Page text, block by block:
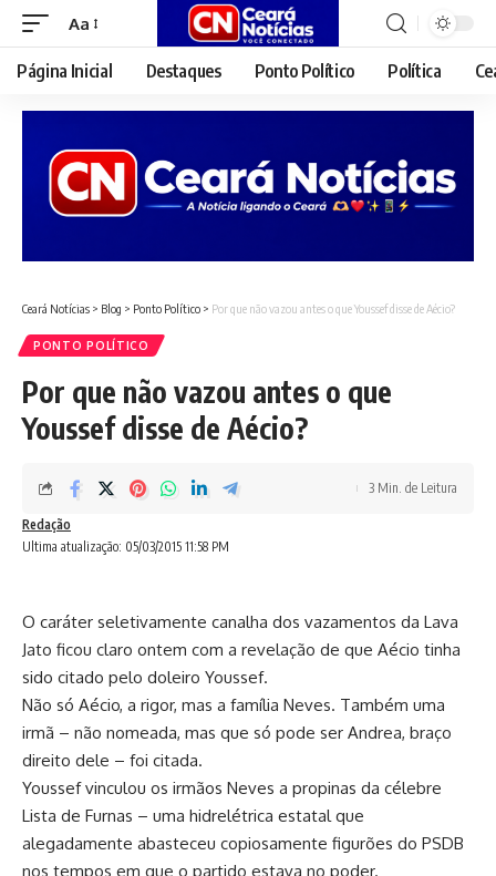
Font
Resizer
Aa
Página Inicial Destaques Ponto Político Política
Ceará Notícias > Blog > Ponto Político > Por que não vazou antes o que Youssef disse de Aécio?
PONTO POLÍTICO
Por que não vazou antes o que
Youssef disse de Aécio?
Ultima atualização: 05/03/2015 11:58 PM
Redação
3 Min. de Leitura
O caráter seletivamente canalha dos vazamentos da Lava
Jato ficou claro ontem com a revelação de que Aécio tinha
sido citado pelo doleiro Youssef.
Não só Aécio, a rigor, mas a família Neves. Também uma
irmã – não nomeada, mas que só pode ser Andrea, braço
direito dele – foi citada.
Youssef vinculou os irmãos Neves a propinas da célebre
Lista de Furnas – uma hidrelétrica estatal que
alegadamente abasteceu copiosamente figurões do PSDB
nos tempos em que o partido estava no poder.